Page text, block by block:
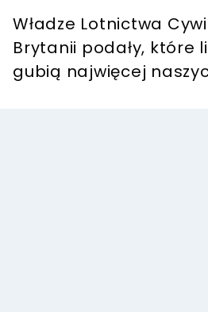
Władze Lotnictwa
Brytanii podały, które
gubią najwięcej